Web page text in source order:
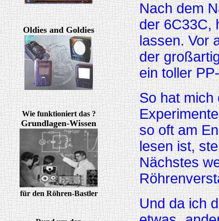
Oldies and Goldies
Wie funktioniert das ?
Grundlagen-Wissen
für den Röhren-Bastler
Nach dem
der 6C33C,
lassen. Vor
der
ein toller
So hat mich
so oft am
lesen ist,
Nächstes
Und da ich